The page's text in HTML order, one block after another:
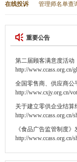
在线投诉
管理师名单查
重要公告
第二届顾客满意度活动
http://www.ccass.org.cn/
全国零售商、供应商公
http://www.cxjy.org.cn/
关于建立零供企业结算
http://www.ccass.org.cn/
《食品广告监管制度》
http://www.ccass.org.cn/